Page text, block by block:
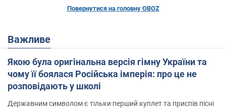
Повернутися на головну OBOZ
Важливе
Якою була оригінальна версія гімну України та
чому її боялася Російська імперія: про це не
розповідають у школі
Державним символом є тільки перший куплет та приспів пісні